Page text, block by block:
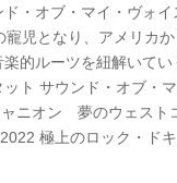
・オブ・マイ・ヴォイ
児となり、アメリカ
的ルーツを紐解いてい
ット サウンド・オブ・
ニオン 夢のウェスト
極上のロック・ド